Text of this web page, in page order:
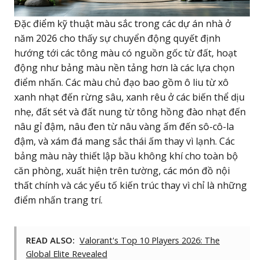
Đặc điểm kỹ thuật màu sắc trong các dự án nhà ở
năm 2026 cho thấy sự chuyển động quyết định
hướng tới các tông màu có nguồn gốc từ đất, hoạt
động như bảng màu nền tảng hơn là các lựa chọn
điểm nhấn. Các màu chủ đạo bao gồm ô liu từ xô
xanh nhạt đến rừng sâu, xanh rêu ở các biến thể dịu
nhẹ, đất sét và đất nung từ tông hồng đào nhạt đến
nâu gỉ đậm, nâu đen từ nâu vàng ấm đến sô-cô-la
đậm, và xám đá mang sắc thái ấm thay vì lạnh. Các
bảng màu này thiết lập bầu không khí cho toàn bộ
căn phòng, xuất hiện trên tường, các món đồ nội
thất chính và các yếu tố kiến trúc thay vì chỉ là những
điểm nhấn trang trí.
READ ALSO: Valorant's Top 10 Players 2026: The
Global Elite Revealed